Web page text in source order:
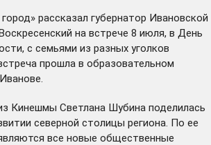
рассказал губернатор Ивановской
на встрече 8 июля, в День
с семьями из разных уголков
прошла в образовательном
Кинешмы Светлана Шубина поделилась
северной столицы региона. По ее
все новые общественные